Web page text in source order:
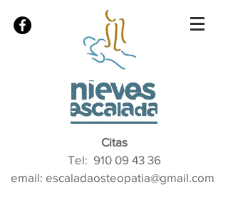
Citas
Tel: 910 09 43 36
email: escaladaosteopatia@gmail.com